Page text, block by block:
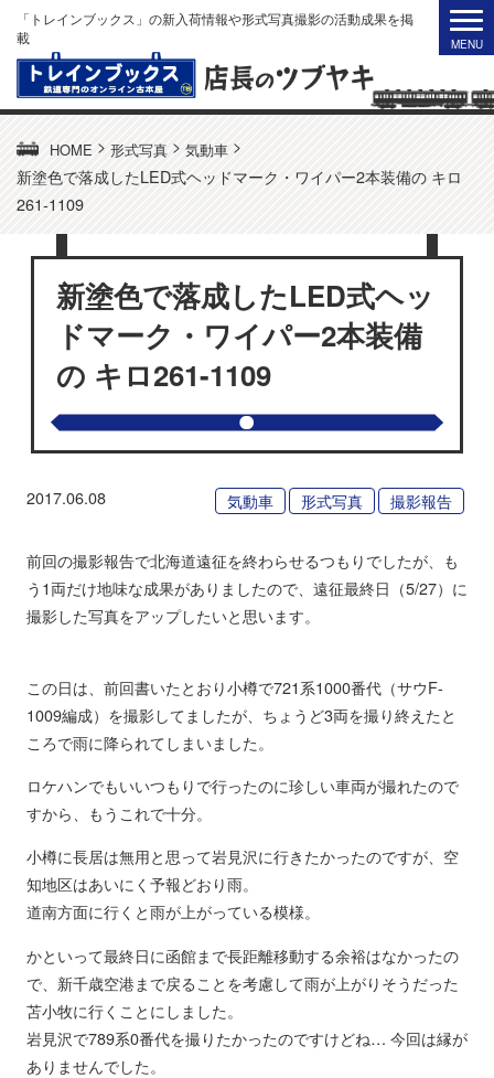
「トレインブックス」の新入荷情報や形式写真撮影の活動成果を掲
載
HOME > 形式写真 > 気動車 >
新塗色で落成したLED式ヘッドマーク・ワイパー2本装備の キロ
261-1109
新塗色で落成したLED式ヘッ
ドマーク・ワイパー2本装備
の キロ261-1109
2017.06.08 気動車 形式写真 撮影報告
前回の撮影報告で北海道遠征を終わらせるつもりでしたが、も
う1両だけ地味な成果がありましたので、遠征最終日（5/27）に
撮影した写真をアップしたいと思います。
この日は、前回書いたとおり小樽で721系1000番代（サウF-
1009編成）を撮影してましたが、ちょうど3両を撮り終えたと
ころで雨に降られてしまいました。
ロケハンでもいいつもりで行ったのに珍しい車両が撮れたので
すから、もうこれで十分。
小樽に長居は無用と思って岩見沢に行きたかったのですが、空
知地区はあいにく予報どおり雨。
道南方面に行くと雨が上がっている模様。
かといって最終日に函館まで長距離移動する余裕はなかったの
で、新千歳空港まで戻ることを考慮して雨が上がりそうだった
苫小牧に行くことにしました。
岩見沢で789系0番代を撮りたかったのですけどね… 今回は縁が
ありませんでした。